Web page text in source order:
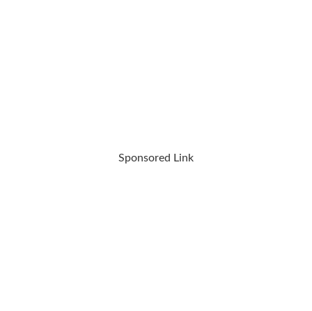
Sponsored Link